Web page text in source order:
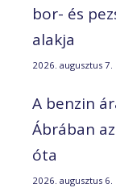
bor- és
alakja
2026. augusztus 7.
A benzin
Ábrában
óta
2026. augusztus 6.